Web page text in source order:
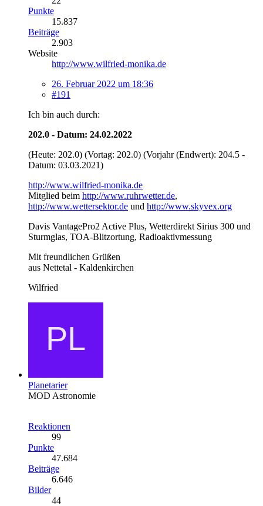
Punkte
15.837
Beiträge
2.903
Website
http://www.wilfried-monika.de
26. Februar 2022 um 18:36
#191
Ich bin auch durch:
202.0 - Datum: 24.02.2022
(Heute: 202.0) (Vortag: 202.0) (Vorjahr (Endwert): 204.5 -
Datum: 03.03.2021)
http://www.wilfried-monika.de
Mitglied beim http://www.ruhrwetter.de,
http://www.wettersektor.de und http://www.skyvex.org
Davis VantagePro2 Active Plus, Wetterdirekt Sirius 300 und
Sturmglas, TOA-Blitzortung, Radioaktivmessung
Mit freundlichen Grüßen
aus Nettetal - Kaldenkirchen
Wilfried
Planetarier
MOD Astronomie
Reaktionen
99
Punkte
47.684
Beiträge
6.646
Bilder
44